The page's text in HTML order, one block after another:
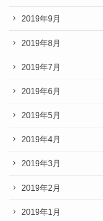
2019年9月
2019年8月
2019年7月
2019年6月
2019年5月
2019年4月
2019年3月
2019年2月
2019年1月